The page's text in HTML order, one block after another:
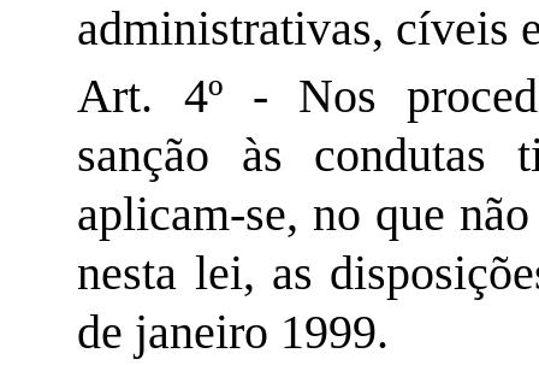
administrativas, cíveis
Art. 4º - Nos
sanção às condutas
aplicam-se, no que
nesta lei, as
de janeiro 1999.